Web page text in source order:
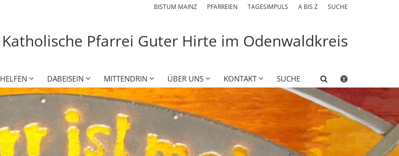
BISTUM MAINZ PFARREIEN TAGESIMPULS A BIS Z SUCHE
Katholische Pfarrei Guter Hirte im Odenwaldkreis
HELFEN DABEISEIN MITTENDRIN ÜBER UNS KONTAKT SUCHE